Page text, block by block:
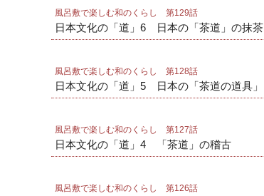
風呂敷で楽しむ和のくらし 第129話
日本文化の「道」6 日本の「茶道」の抹茶
風呂敷で楽しむ和のくらし 第128話
日本文化の「道」5 日本の「茶道の道具」
風呂敷で楽しむ和のくらし 第127話
日本文化の「道」4 「茶道」の稽古
風呂敷で楽しむ和のくらし 第126話